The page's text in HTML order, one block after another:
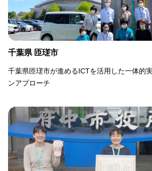
千葉県 匝瑳市
千葉県匝瑳市が進めるICTを活用した一体的
ンアプローチ